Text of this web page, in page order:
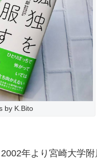
by K.Bito
年より宮崎大学